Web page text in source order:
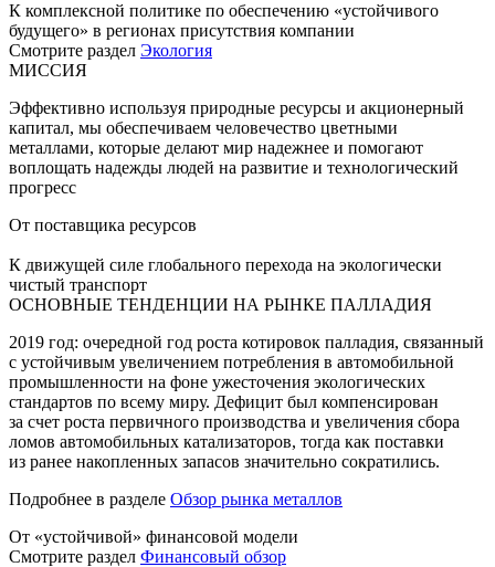
К комплексной политике по обеспечению «устойчивого
будущего» в регионах присутствия компании
Смотрите раздел Экология
МИССИЯ
Эффективно используя природные ресурсы и акционерный
капитал, мы обеспечиваем человечество цветными
металлами, которые делают мир надежнее и помогают
воплощать надежды людей на развитие и технологический
прогресс
От поставщика ресурсов
К движущей силе глобального перехода на экологически
чистый транспорт
ОСНОВНЫЕ ТЕНДЕНЦИИ НА РЫНКЕ ПАЛЛАДИЯ
2019 год: очередной год роста котировок палладия, связанный
с устойчивым увеличением потребления в автомобильной
промышленности на фоне ужесточения экологических
стандартов по всему миру. Дефицит был компенсирован
за счет роста первичного производства и увеличения сбора
ломов автомобильных катализаторов, тогда как поставки
из ранее накопленных запасов значительно сократились.
Подробнее в разделе Обзор рынка металлов
От «устойчивой» финансовой модели
Смотрите раздел Финансовый обзор